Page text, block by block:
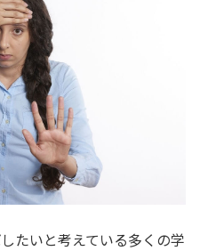
たいと考えている多くの学